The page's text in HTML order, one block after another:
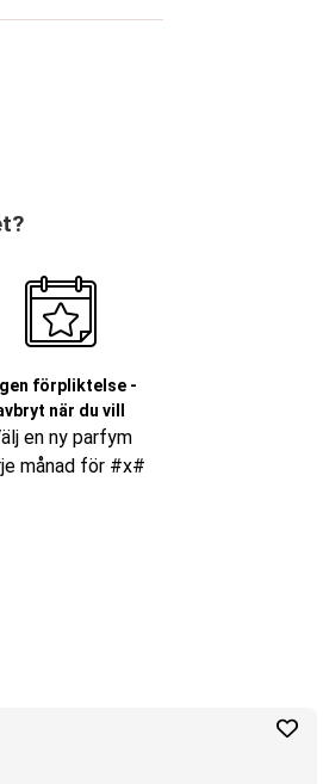
förpliktelse -
när du vill
en ny parfym
månad för #x#